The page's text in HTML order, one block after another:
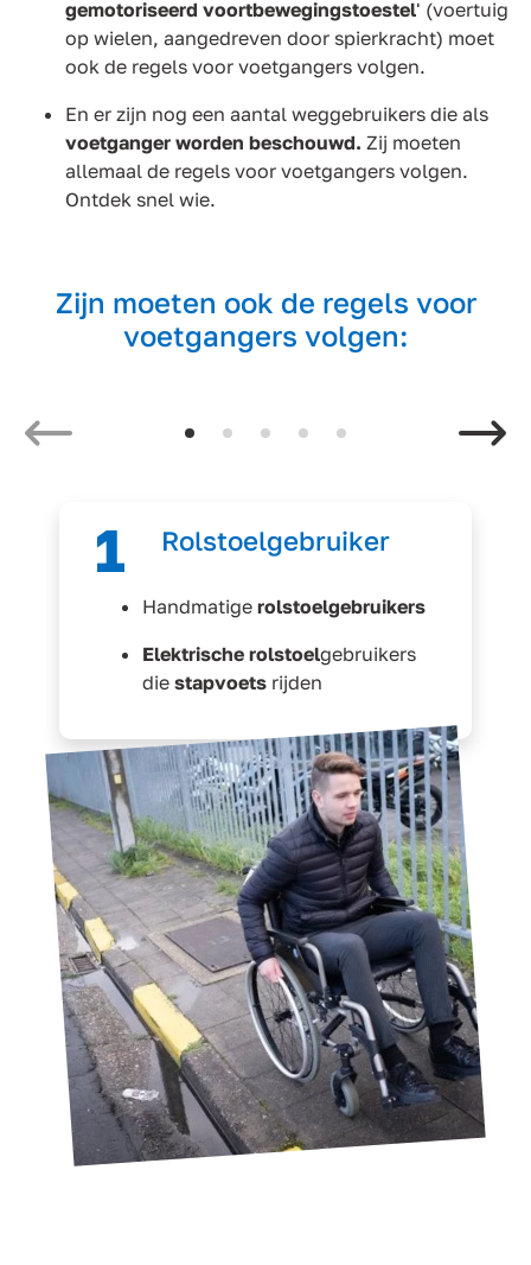
gemotoriseerd voortbewegingstoestel' (voertuig
op wielen, aangedreven door spierkracht) moet
ook de regels voor voetgangers volgen.
En er zijn nog een aantal weggebruikers die als
voetganger worden beschouwd. Zij moeten
allemaal de regels voor voetgangers volgen.
Ontdek snel wie.
Zijn moeten ook de regels voor
voetgangers volgen:
Vorige
1 Rolstoelgebruiker
Handmatige rolstoelgebruikers
Elektrische rolstoelgebruikers
die stapvoets rijden